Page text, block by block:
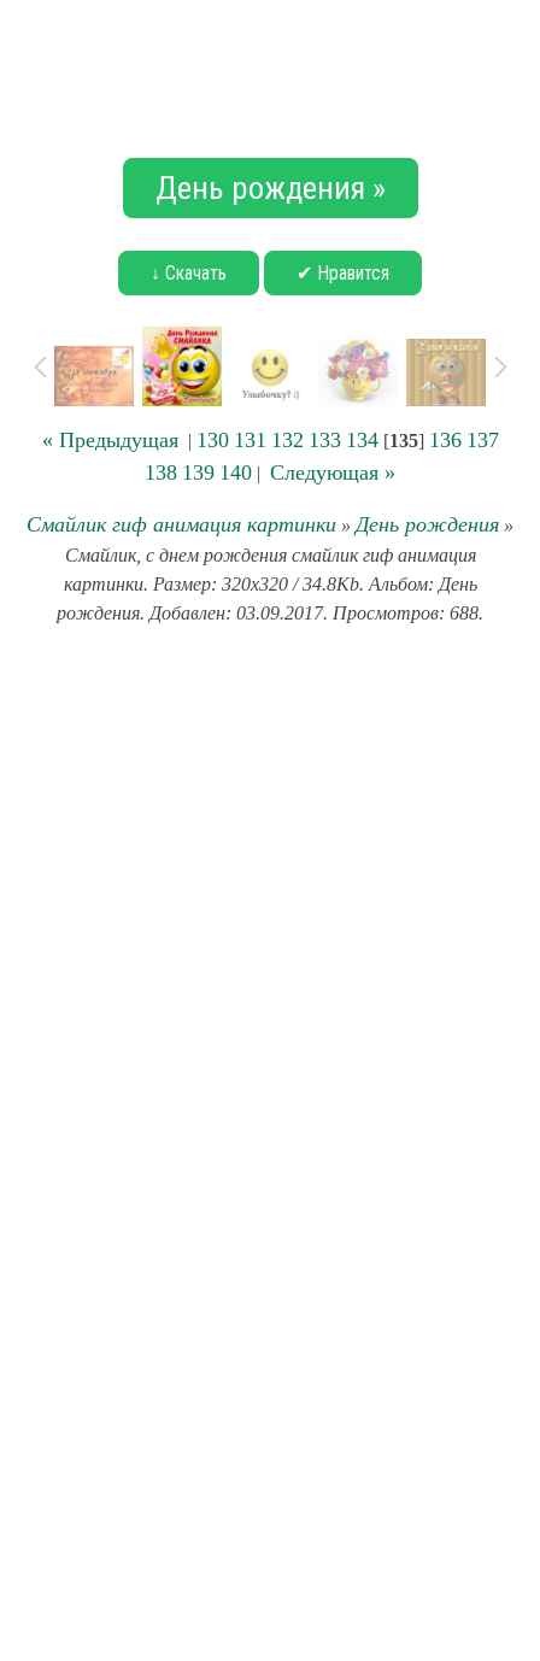
День рождения »
↓ Скачать ✔ Нравится
« Предыдущая| 130 131 132 133 134[135] 136 137
138 139 140 | Следующая »
Смайлик гиф анимация картинки » День рождения »
Смайлик, с днем рождения смайлик гиф анимация
картинки. Размер: 320x320 / 34.8Kb. Альбом: День
рождения. Добавлен: 03.09.2017. Просмотров: 688.